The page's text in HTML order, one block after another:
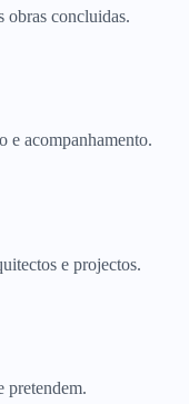
obras concluidas.
e acompanhamento.
e projectos.
pretendem.